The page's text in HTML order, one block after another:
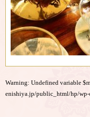
Warning: Undefined variable
enishiya.jp/public_html/hp/wp-